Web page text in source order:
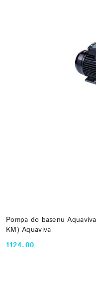
Pompa do basenu
KM) Aquaviva
Cena:
1124.00